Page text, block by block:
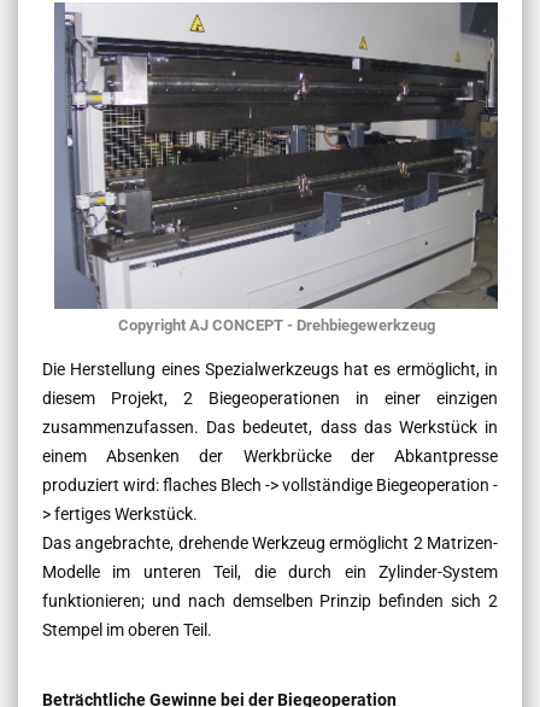
Copyright AJ CONCEPT - Drehbiegewerkzeug
Die Herstellung eines Spezialwerkzeugs hat es ermöglicht, in
diesem Projekt, 2 Biegeoperationen in einer einzigen
zusammenzufassen. Das bedeutet, dass das Werkstück in
einem Absenken der Werkbrücke der Abkantpresse
produziert wird: flaches Blech -> vollständige Biegeoperation -
> fertiges Werkstück.
Das angebrachte, drehende Werkzeug ermöglicht 2 Matrizen-
Modelle im unteren Teil, die durch ein Zylinder-System
funktionieren; und nach demselben Prinzip befinden sich 2
Stempel im oberen Teil.
Beträchtliche Gewinne bei der Biegeoperation